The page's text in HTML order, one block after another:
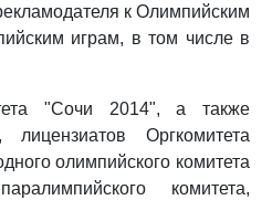
к Олимпийским
играм, в том числе в
"Сочи 2014", а также
лицензиатов Оргкомитета
олимпийского комитета
комитета,